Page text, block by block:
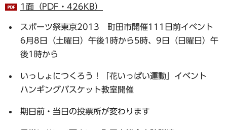
1面（PDF・426KB）
スポーツ祭東京2013 町田市開催111日前イベント
6月8日（土曜日）午後1時から5時、9日（日曜日）午
後1時から
いっしょにつくろう！「花いっぱい運動」イベント
ハンギングバスケット教室開催
期日前・当日の投票所が変わります